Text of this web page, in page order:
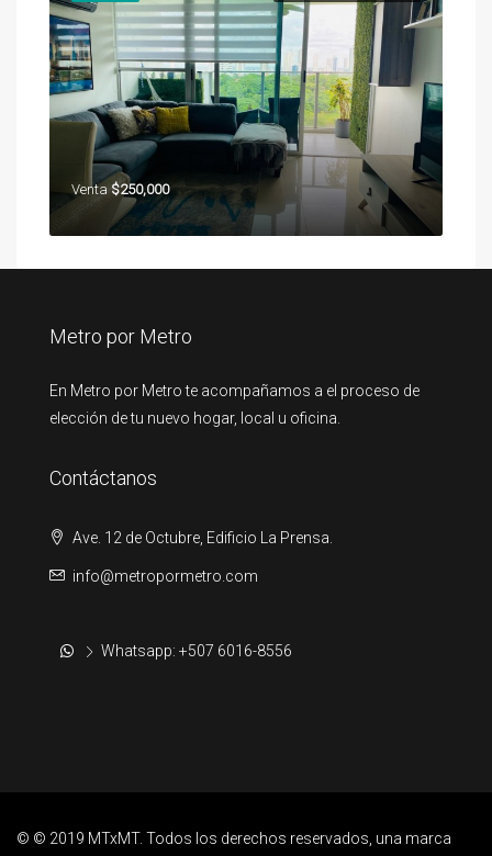
Venta$250,000
Metro por Metro
En Metro por Metro te acompañamos a el proceso de
elección de tu nuevo hogar, local u oficina.
Contáctanos
Ave. 12 de Octubre, Edificio La Prensa.
info@metropormetro.com
Whatsapp: +507 6016-8556
© © 2019 MTxMT. Todos los derechos reservados, una marca